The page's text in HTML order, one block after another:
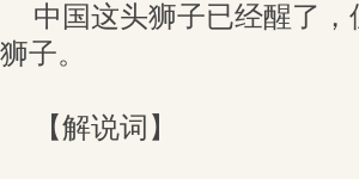
中国这头狮子已经醒了
狮子。
【解说词】